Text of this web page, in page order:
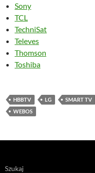
Sony
TCL
TechniSat
Televes
Thomson
Toshiba
HBBTV LG SMART TV
WEBOS
Szukaj